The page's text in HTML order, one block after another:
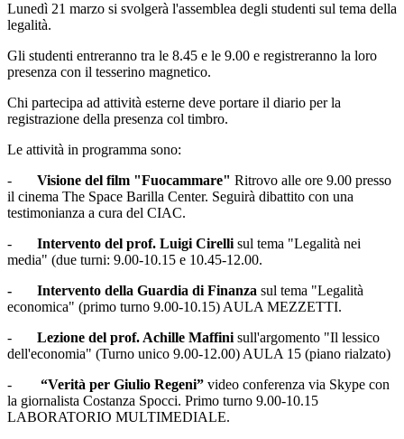
Lunedì 21 marzo si svolgerà l'assemblea degli studenti sul tema della
legalità.
Gli studenti entreranno tra le 8.45 e le 9.00 e registreranno la loro
presenza con il tesserino magnetico.
Chi partecipa ad attività esterne deve portare il diario per la
registrazione della presenza col timbro.
Le attività in programma sono:
- Visione del film "Fuocammare" Ritrovo alle ore 9.00 presso
il cinema The Space Barilla Center. Seguirà dibattito con una
testimonianza a cura del CIAC.
- Intervento del prof. Luigi Cirelli sul tema "Legalità nei
media" (due turni: 9.00-10.15 e 10.45-12.00.
- Intervento della Guardia di Finanza sul tema "Legalità
economica" (primo turno 9.00-10.15) AULA MEZZETTI.
- Lezione del prof. Achille Maffini sull'argomento "Il lessico
dell'economia" (Turno unico 9.00-12.00) AULA 15 (piano rialzato)
-
“Verità per Giulio Regeni” video conferenza via Skype con
la giornalista Costanza Spocci. Primo turno 9.00-10.15
LABORATORIO MULTIMEDIALE.